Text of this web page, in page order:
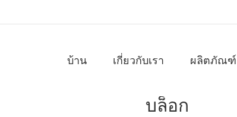
บ้าน เกี่ยวกับเรา ผลิตภัณฑ์
บล็อก